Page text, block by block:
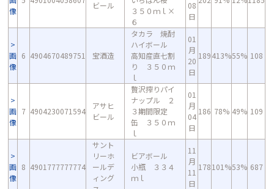
像
ビール
３５０ｍｌ×
６
08
日
画
像
6 4904670489751 宝酒造
タカラ 焼酎
ハイボール
高知産直七割
り ３５０ｍ
ｌ
01
月
20
日
189413%55% 108
画
像
7 4904230071594
アサヒ
ビール
贅沢搾りパイ
ナップル ２
３期間限定
缶 ３５０ｍ
ｌ
01
月
04
日
186 78% 49% 109
画
像
8 4901777777774
サント
リーホ
ールデ
ィング
ビアボール
小瓶 ３３４
ｍｌ
11
月
11
日
178101%53% 687